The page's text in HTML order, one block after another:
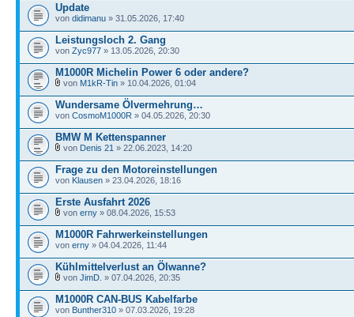
Update
von didimanu » 31.05.2026, 17:40
Leistungsloch 2. Gang
von Zyc977 » 13.05.2026, 20:30
M1000R Michelin Power 6 oder andere?
von M1kR-Tin » 10.04.2026, 01:04
Wundersame Ölvermehrung…
von CosmoM1000R » 04.05.2026, 20:30
BMW M Kettenspanner
von Denis 21 » 22.06.2023, 14:20
Frage zu den Motoreinstellungen
von Klausen » 23.04.2026, 18:16
Erste Ausfahrt 2026
von erny » 08.04.2026, 15:53
M1000R Fahrwerkeinstellungen
von erny » 04.04.2026, 11:44
Kühlmittelverlust an Ölwanne?
von JimD. » 07.04.2026, 20:35
M1000R CAN-BUS Kabelfarbe
von Bunther310 » 07.03.2026, 19:28